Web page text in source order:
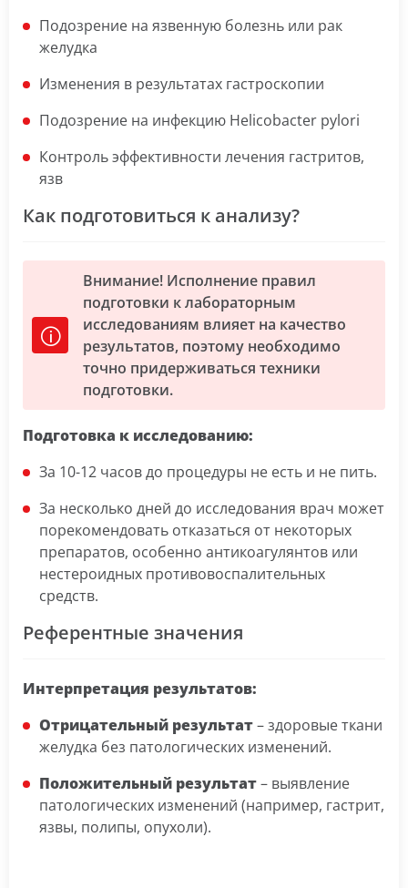
Подозрение на язвенную болезнь или рак
желудка
Изменения в результатах гастроскопии
Подозрение на инфекцию Helicobacter pylori
Контроль эффективности лечения гастритов,
язв
Как подготовиться к анализу?
Внимание! Исполнение правил
подготовки к лабораторным
исследованиям влияет на качество
результатов, поэтому необходимо
точно придерживаться техники
подготовки.
Подготовка к исследованию:
За 10-12 часов до процедуры не есть и не пить.
За несколько дней до исследования врач может
порекомендовать отказаться от некоторых
препаратов, особенно антикоагулянтов или
нестероидных противовоспалительных
средств.
Референтные значения
Интерпретация результатов:
Отрицательный результат– здоровые ткани
желудка без патологических изменений.
Положительный результат– выявление
патологических изменений (например, гастрит,
язвы, полипы, опухоли).